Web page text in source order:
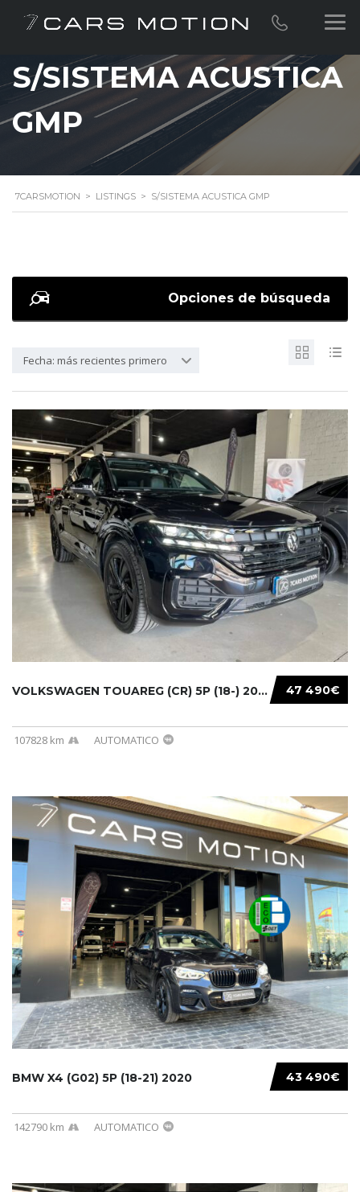
S/SISTEMA ACUSTICA
GMP
7CARSMOTION > LISTINGS > S/SISTEMA ACUSTICA GMP
Opciones de búsqueda
Fecha: más recientes primero
47 490€
VOLKSWAGEN TOUAREG (CR) 5P (18-) 2021...
107828 km AUTOMATICO
43 490€
BMW X4 (G02) 5P (18-21) 2020
142790 km AUTOMATICO